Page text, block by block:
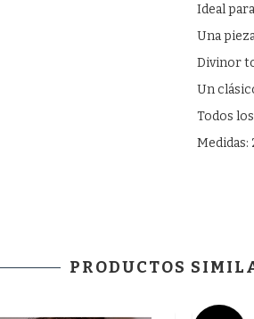
Ideal
Una
Divinor
Un
Todos
Medidas:
PRODUCTOS